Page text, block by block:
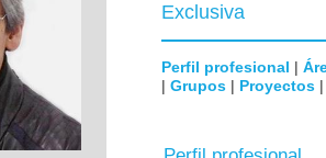
Exclusiva
Perfil profesional |
| Grupos | Proyectos